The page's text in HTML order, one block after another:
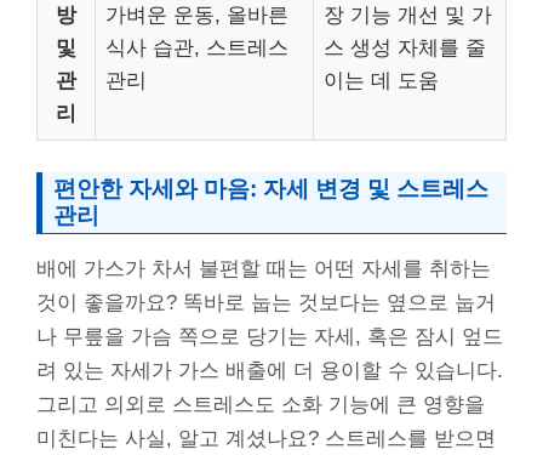
방
및
관
리
가벼운 운동, 올바른
식사 습관, 스트레스
관리
장 기능 개선 및 가
스 생성 자체를 줄
이는 데 도움
편안한 자세와 마음: 자세 변경 및 스트레스
관리
배에 가스가 차서 불편할 때는 어떤 자세를 취하는
것이 좋을까요? 똑바로 눕는 것보다는 옆으로 눕거
나 무릎을 가슴 쪽으로 당기는 자세, 혹은 잠시 엎드
려 있는 자세가 가스 배출에 더 용이할 수 있습니다.
그리고 의외로 스트레스도 소화 기능에 큰 영향을
미친다는 사실, 알고 계셨나요? 스트레스를 받으면